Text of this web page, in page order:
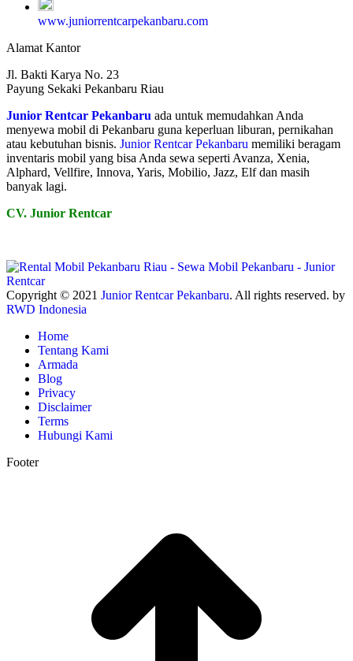
www.juniorrentcarpekanbaru.com
Alamat Kantor
Jl. Bakti Karya No. 23
Payung Sekaki Pekanbaru Riau
Junior Rentcar Pekanbaru ada untuk memudahkan Anda
menyewa mobil di Pekanbaru guna keperluan liburan, pernikahan
atau kebutuhan bisnis. Junior Rentcar Pekanbaru memiliki beragam
inventaris mobil yang bisa Anda sewa seperti Avanza, Xenia,
Alphard, Vellfire, Innova, Yaris, Mobilio, Jazz, Elf dan masih
banyak lagi.
CV. Junior Rentcar
Copyright © 2021 Junior Rentcar Pekanbaru. All rights reserved. by
RWD Indonesia
Home
Tentang Kami
Armada
Blog
Privacy
Disclaimer
Terms
Hubungi Kami
Footer